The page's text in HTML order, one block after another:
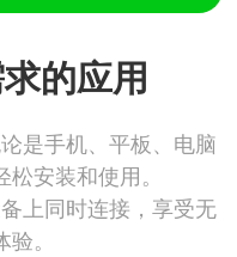
的应用
是手机、平板、电脑
安装和使用。
上同时连接，享受无
。